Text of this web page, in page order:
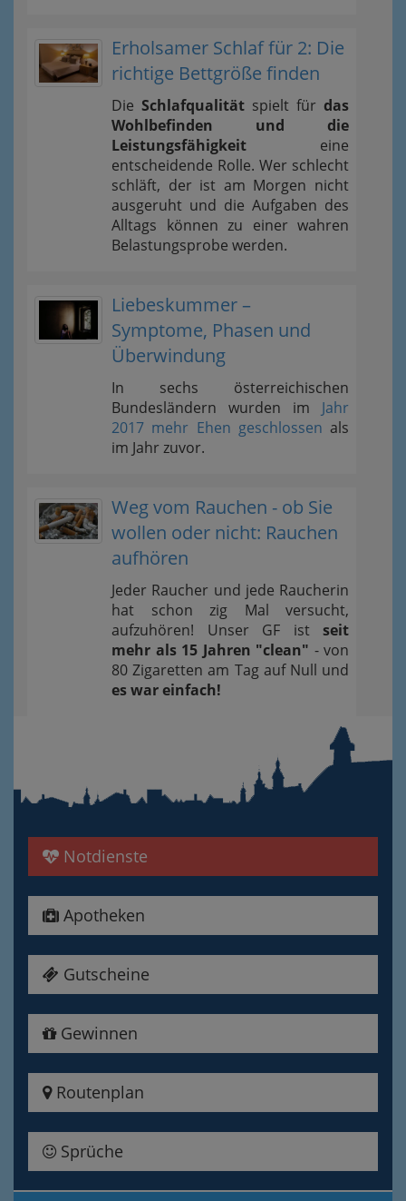
Erholsamer Schlaf für 2: Die
richtige Bettgröße finden
Die Schlafqualität spielt für das
Wohlbefinden und die
Leistungsfähigkeit eine
entscheidende Rolle. Wer schlecht
schläft, der ist am Morgen nicht
ausgeruht und die Aufgaben des
Alltags können zu einer wahren
Belastungsprobe werden.
Liebeskummer –
Symptome, Phasen und
Überwindung
In sechs österreichischen
Bundesländern wurden im Jahr
2017 mehr Ehen geschlossen als
im Jahr zuvor.
Weg vom Rauchen - ob Sie
wollen oder nicht: Rauchen
aufhören
Jeder Raucher und jede Raucherin
hat schon zig Mal versucht,
aufzuhören! Unser GF ist seit
mehr als 15 Jahren "clean" - von
80 Zigaretten am Tag auf Null und
es war einfach!
Notdienste
Apotheken
Gutscheine
Gewinnen
Routenplan
Sprüche